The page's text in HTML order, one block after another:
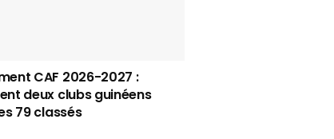
CAF 2026-2027 :
deux clubs guinéens
79 classés